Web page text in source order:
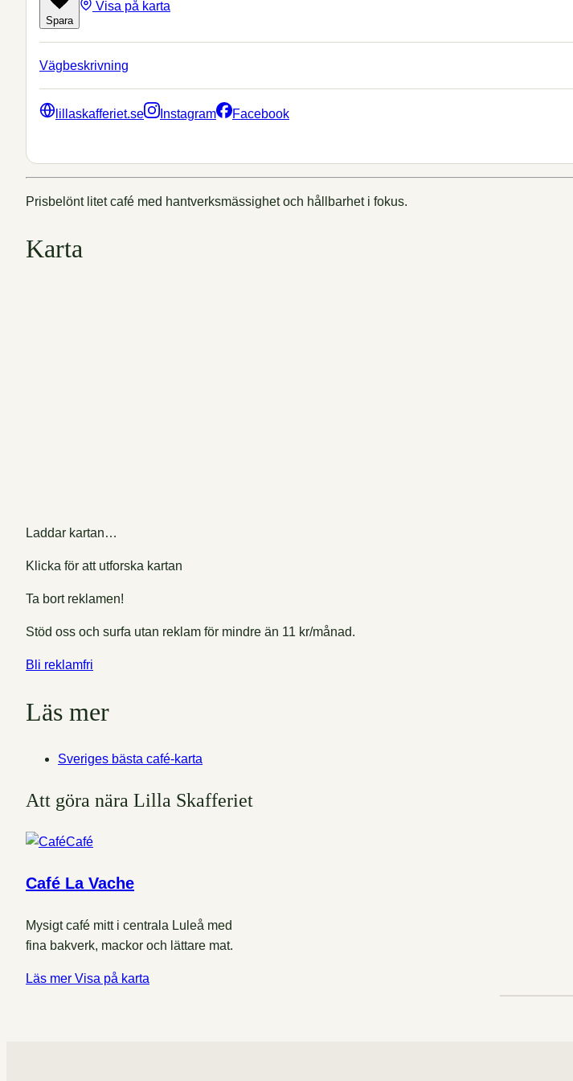
Spara
Visa på karta
Vägbeskrivning
lillaskafferiet.se Instagram Facebook
Prisbelönt litet café med hantverksmässighet och hållbarhet i fokus.
Karta
Laddar kartan…
Klicka för att utforska kartan
Ta bort reklamen!
Stöd oss och surfa utan reklam för mindre än 11 kr/månad.
Bli reklamfri
Läs mer
Sveriges bästa café-karta
Att göra nära Lilla Skafferiet
Café
Café La Vache
Mysigt café mitt i centrala Luleå med
fina bakverk, mackor och lättare mat.
Läs mer Visa på karta